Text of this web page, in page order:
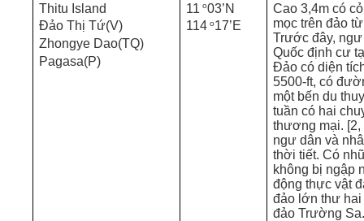
Thitu Island
Đảo Thị Tứ(V)
Zhongye Dao(TQ)
Pagasa(P)
11 o03’N
114 o17’E
Cao 3,4m có
mọc trên đảo
Trước đây,
Quốc định cư
Đảo có diện
5500-ft, có
một bến du
tuần có hai
thương mại. [2,
ngư dân và
thời tiết. Có
không bị ngập
động thực vật
đảo lớn thư hai
đảo Trường